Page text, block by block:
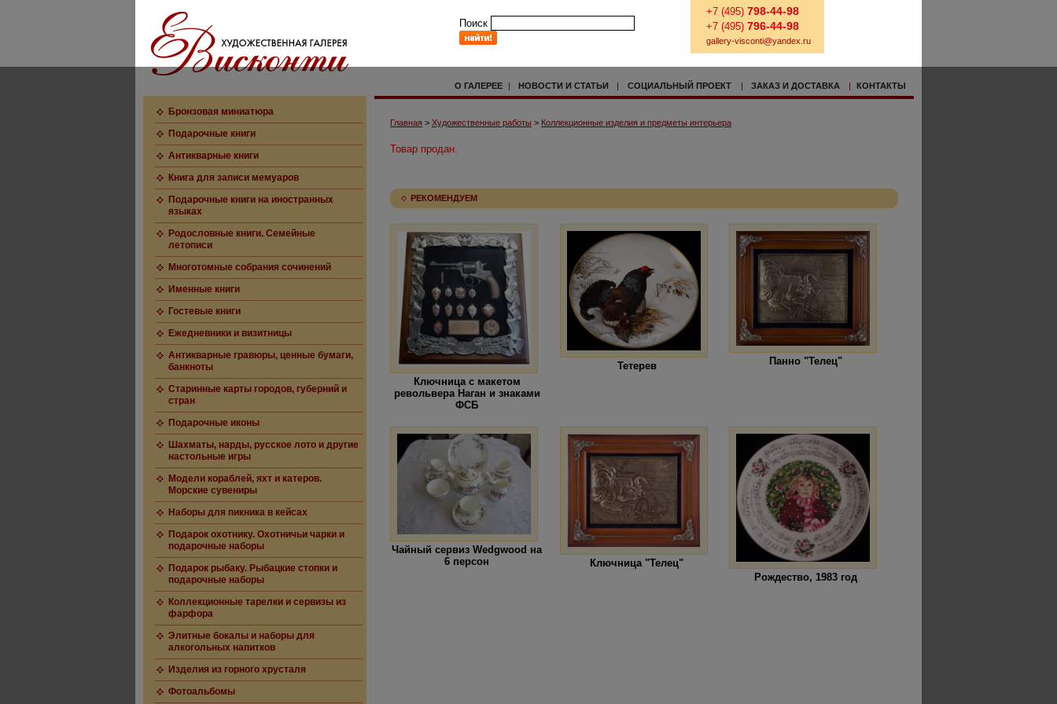
Поиск
+7 (495) 798-44-98
+7 (495) 796-44-98
gallery-visconti@yandex.ru
О ГАЛЕРЕЕ | НОВОСТИ И СТАТЬИ | СОЦИАЛЬНЫЙ ПРОЕКТ | ЗАКАЗ И ДОСТАВКА | КОНТАКТЫ
Бронзовая миниатюра
Подарочные книги
Антикварные книги
Книга для записи мемуаров
Подарочные книги на иностранных
языках
Родословные книги. Семейные
летописи
Многотомные собрания сочинений
Именные книги
Гостевые книги
Ежедневники и визитницы
Антикварные гравюры, ценные бумаги,
банкноты
Старинные карты городов, губерний и
стран
Подарочные иконы
Шахматы, нарды, русское лото и другие
настольные игры
Модели кораблей, яхт и катеров.
Морские сувениры
Наборы для пикника в кейсах
Подарок охотнику. Охотничьи чарки и
подарочные наборы
Подарок рыбаку. Рыбацкие стопки и
подарочные наборы
Коллекционные тарелки и сервизы из
фарфора
Элитные бокалы и наборы для
алкогольных напитков
Изделия из горного хрусталя
Фотоальбомы
Главная > Художественные работы > Коллекционные изделия и предметы интерьера
Товар продан.
РЕКОМЕНДУЕМ
Ключница с макетом
револьвера Наган и знаками
ФСБ
Тетерев Панно "Телец"
Чайный сервиз Wedgwood на
6 персон
Ключница "Телец"
Рождество, 1983 год